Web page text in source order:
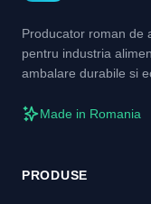
Producator roman de
pentru industria
ambalare durabile si
Made in Romania
PRODUSE